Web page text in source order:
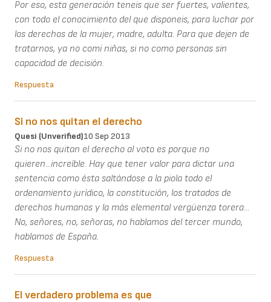
Por eso, esta generación teneis que ser fuertes, valientes,
con todo el conocimiento del que disponeis, para luchar por
los derechos de la mujer, madre, adulta. Para que dejen de
tratarnos, ya no comi niñas, si no como personas sin
capacidad de decisión.
Respuesta
Si no nos quitan el derecho
Quesi (unverified)10 Sep 2013
Si no nos quitan el derecho al voto es porque no
quieren...increíble. Hay que tener valor para dictar una
sentencia como ésta saltándose a la piola todo el
ordenamiento jurídico, la constitución, los tratados de
derechos humanos y la más elemental vergüenza torera...
No, señores, no, señoras, no hablamos del tercer mundo,
hablamos de España.
Respuesta
El verdadero problema es que